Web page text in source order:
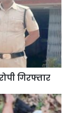
गिरफ्तार